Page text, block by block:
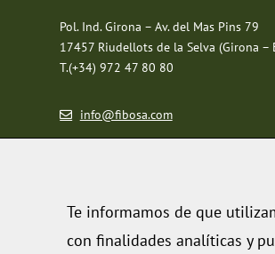
Pol. Ind. Girona – Av. del Mas Pins 79
17457 Riudellots de la Selva (Girona –
T.(+34) 972 47 80 80
info@fibosa.com
Suscríbete a la Newsletter
Te informamos de que
con finalidades analíticas y